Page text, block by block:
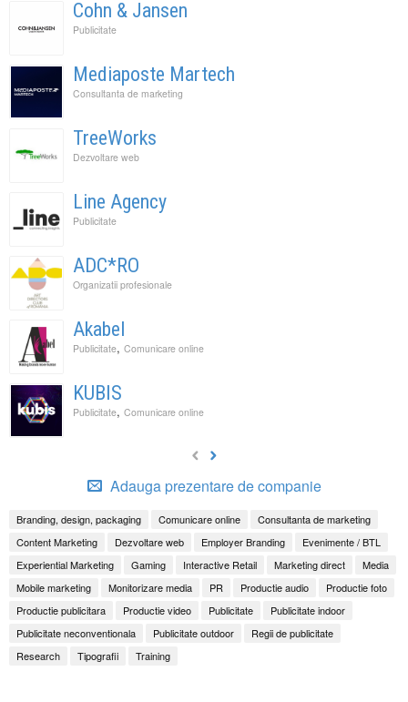
Cohn & Jansen
Publicitate
Mediaposte Martech
Consultanta de marketing
TreeWorks
Dezvoltare web
Line Agency
Publicitate
ADC*RO
Organizatii profesionale
Akabel
Publicitate, Comunicare online
KUBIS
Publicitate, Comunicare online
Adauga prezentare de companie
Branding, design, packaging Comunicare online
Consultanta de marketing
Content Marketing
Dezvoltare web Employer Branding
Evenimente / BTL
Experiential Marketing
Gaming Interactive Retail Marketing direct
Media
Mobile marketing
Monitorizare media PR Productie audio
Productie foto
Productie publicitara
Productie video Publicitate
Publicitate indoor
Publicitate neconventionala
Publicitate outdoor
Regii de publicitate
Research
Tipografii Training